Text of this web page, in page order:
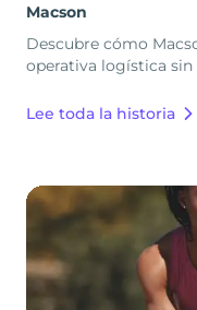
Macson
Descubre cómo
operativa logística sin
Lee toda la historia